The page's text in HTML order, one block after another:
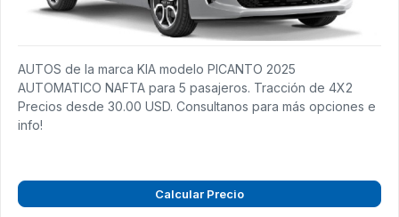
AUTOS de la marca KIA modelo PICANTO 2025
AUTOMATICO NAFTA para 5 pasajeros. Tracción de 4X2
Precios desde 30.00 USD. Consultanos para más opciones e
info!
Calcular Precio